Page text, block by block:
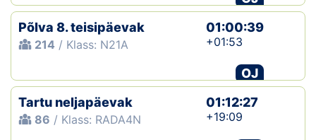
Põlva 8. teisipäevak
214 / Klass: N21A
01:00:39
+01:53
OJ
Tartu neljapäevak
86 / Klass: RADA4N
01:12:27
+19:09